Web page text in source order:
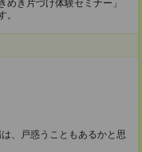
めき片づけ体験セミナー」
。
、戸惑うこともあるかと思